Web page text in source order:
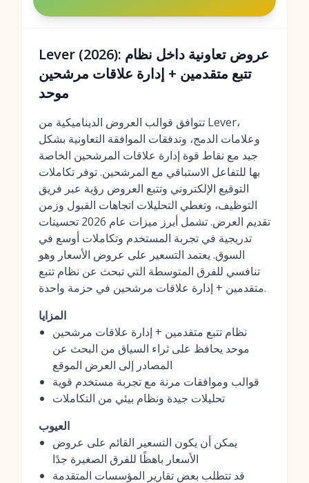
Lever (2026): عروض تعاونية داخل نظام
تتبع متقدمين + إدارة علاقات مرشحين
موحد
تتوافق قوالب العروض الديناميكية من Lever،
وعلامات الدمج، وتدفقات الموافقة التعاونية بشكل
جيد مع نقاط قوة إدارة علاقات المرشحين الخاصة
بها للتفاعل الاستباقي مع المرشحين. توفر تكاملات
التوقيع الإلكتروني وتتبع العروض رؤية عبر فريق
التوظيف، وتغطي التحليلات اتجاهات القبول وزمن
تقديم العرض. تشمل أبرز ميزات عام 2026 تحسينات
تدريجية في تجربة المستخدم وتكاملات أوسع في
السوق. يعتمد التسعير على عروض الأسعار وهو
تنافسي للفرق المتوسطة التي تبحث عن نظام تتبع
متقدمين + إدارة علاقات مرشحين في حزمة واحدة.
المزايا
نظام تتبع متقدمين + إدارة علاقات مرشحين
موحد يحافظ على ثراء السياق من البحث عن
المصادر إلى العرض الموقع
قوالب وموافقات مرنة مع تجربة مستخدم قوية
تحليلات جيدة ونظام بيئي من التكاملات
العيوب
يمكن أن يكون التسعير القائم على عروض
الأسعار باهظًا للفرق الصغيرة جدًا
قد تتطلب بعض تقارير المؤسسات المتقدمة